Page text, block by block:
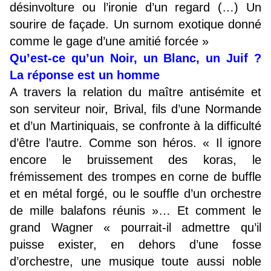
désinvolture ou l’ironie d’un regard (…) Un
sourire de façade. Un surnom exotique donné
comme le gage d’une amitié forcée »
Qu’est-ce qu’un Noir, un Blanc, un Juif ?
La réponse est un homme
A travers la relation du maître antisémite et
son serviteur noir, Brival, fils d’une Normande
et d’un Martiniquais, se confronte à la difficulté
d’être l’autre. Comme son héros. « Il ignore
encore le bruissement des koras, le
frémissement des trompes en corne de buffle
et en métal forgé, ou le souffle d’un orchestre
de mille balafons réunis »… Et comment le
grand Wagner « pourrait-il admettre qu’il
puisse exister, en dehors d’une fosse
d’orchestre, une musique toute aussi noble